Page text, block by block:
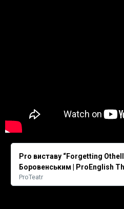
Pro виставу “Forgetting
Боровенським | ProEnglish
ProTeatr